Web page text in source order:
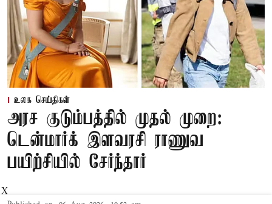
உலக செய்திகள்
அரச குடும்பத்தில் முதல் முறை:
டென்மார்க் இளவரசி ராணுவ
பயிற்சியில் சேர்ந்தார்
X